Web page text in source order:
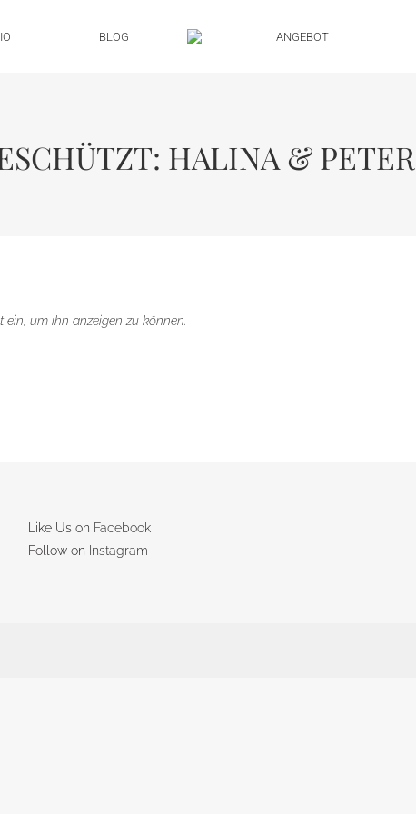
BLOG ANGEBOT
HALINA & PETER
um ihn anzeigen zu können.
Like Us on Facebook
Follow on Instagram